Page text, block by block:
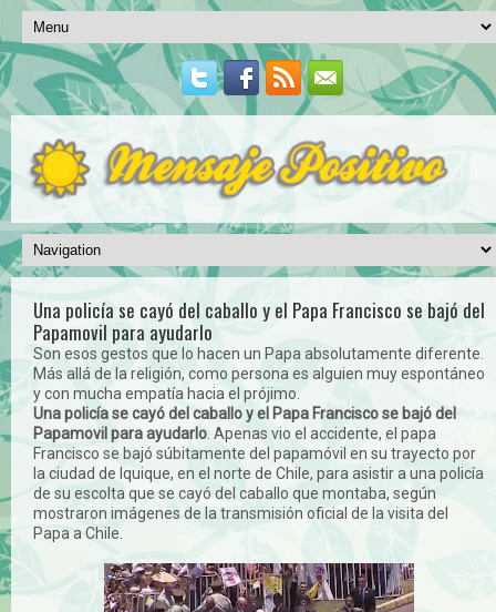
Una policía se cayó del caballo y el Papa Francisco se bajó del
Papamovil para ayudarlo
Son esos gestos que lo hacen un Papa absolutamente diferente.
Más allá de la religión, como persona es alguien muy espontáneo
y con mucha empatía hacia el prójimo.
Una policía se cayó del caballo y el Papa Francisco se bajó del
Papamovil para ayudarlo . Apenas vio el accidente, el papa
Francisco se bajó súbitamente del papamóvil en su trayecto por
la ciudad de Iquique, en el norte de Chile, para asistir a una policía
de su escolta que se cayó del caballo que montaba, según
mostraron imágenes de la transmisión oficial de la visita del
Papa a Chile.